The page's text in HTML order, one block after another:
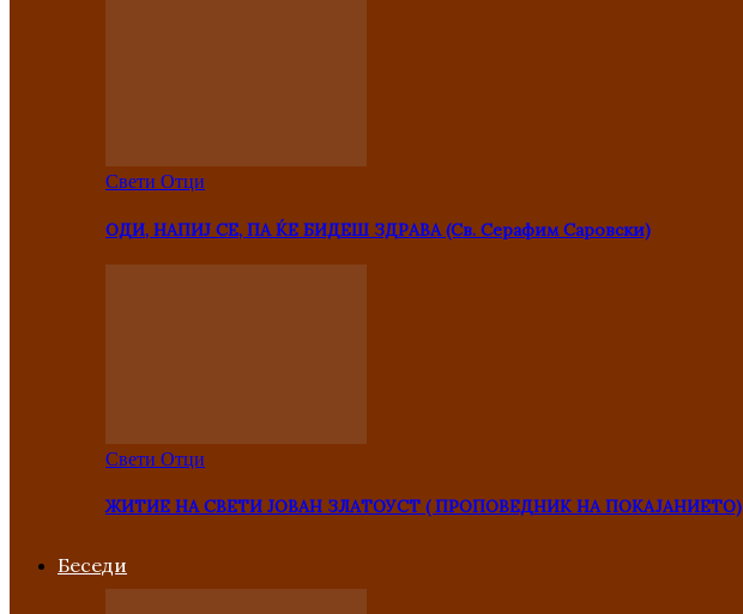
Свети Отци
ОДИ, НАПИЈ СЕ, ПА ЌЕ БИДЕШ ЗДРАВА (Св. Серафим Саровски)
Свети Отци
ЖИТИЕ НА СВЕТИ ЈОВАН ЗЛАТОУСТ ( ПРОПОВЕДНИК НА ПОКАЈАНИЕТО)
Беседи